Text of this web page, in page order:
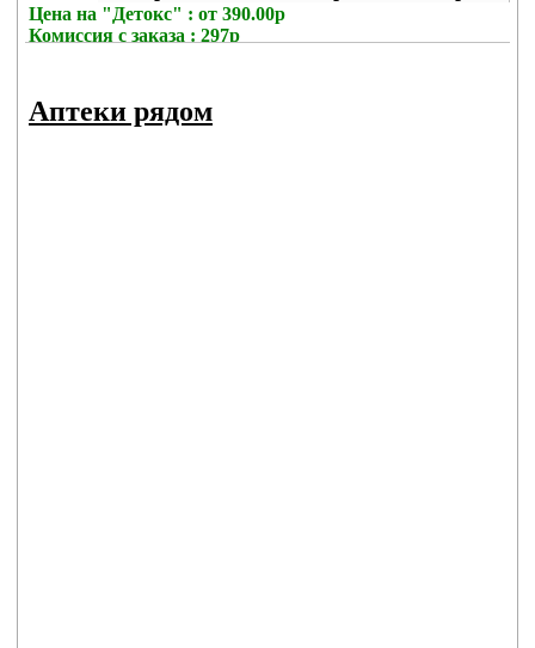
Цена на "Детокс" : от 390.00р
Комиссия с заказа : 297р
Аптеки рядом